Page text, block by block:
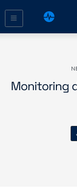
Monitoring